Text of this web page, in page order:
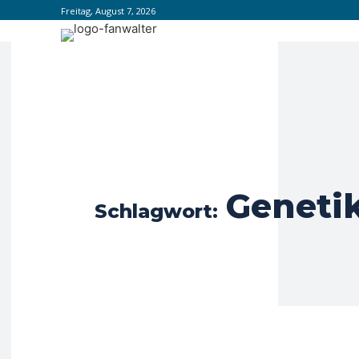
Freitag, August 7, 2026
Schlagwort: